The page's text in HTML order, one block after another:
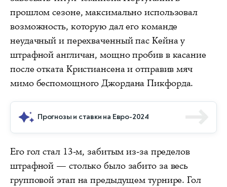
прошлом сезоне, максимально использовал
возможность, которую дал его команде
неудачный и перехваченный пас Кейна у
штрафной англичан, мощно пробив в касание
после отката Кристиансена и отправив мяч
мимо беспомощного Джордана Пикфорда.
Прогнозы и ставки на Евро-2024
Его гол стал 13-м, забитым из-за пределов
штрафной — столько было забито за весь
групповой этап на предыдущем турнире. Гол